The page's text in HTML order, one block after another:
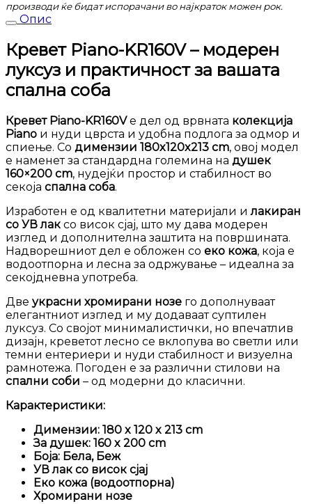
производи ќе бидат испорачани во најкраток можен рок.
Опис
Кревет Piano-KR160V – модерен
луксуз и практичност за вашата
спална соба
Кревет Piano-KR160Vе дел од врвната колекција
Piano и нуди цврста и удобна подлога за одмор и
спиење. Со димензии 180x120x213 cm, овој модел
е наменет за стандардна големина на душек
160×200 cm, нудејќи простор и стабилност во
секоја спална соба.
Изработен е од квалитетни материјали илакиран
со УВ лак со висок сјај, што му дава модерен
изглед и дополнителна заштита на површината.
Надворешниот дел е обложен со еко кожа, која е
водоотпорна и лесна за одржување – идеална за
секојдневна употреба.
Две украсни хромирани нозе го дополнуваат
елегантниот изглед и му додаваат суптилен
луксуз. Со својот минималистички, но впечатлив
дизајн, креветот лесно се вклопува во светли или
темни ентериери и нуди стабилност и визуелна
рамнотежа. Погоден е за различни стилови на
спални соби – од модерни до класични.
Карактеристики:
Димензии: 180 x 120 x 213 cm
За душек: 160 x 200 cm
Боја: Бела, Беж
УВ лак со висок сјај
Еко кожа (водоотпорна)
Хромирани нозе